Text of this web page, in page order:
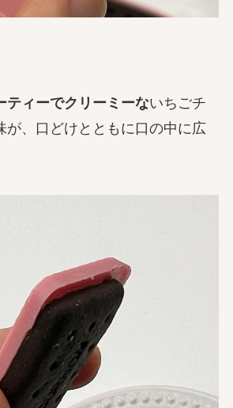
ティーでクリーミーないちごチ
が、口どけとともに口の中に広